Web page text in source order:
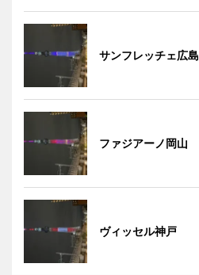
サンフレッチェ広島
ファジアーノ岡山
ヴィッセル神戸